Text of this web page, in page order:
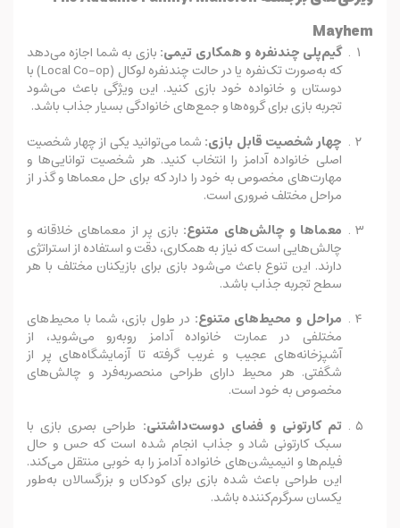
Mayhem
گیم‌پلی چندنفره و همکاری تیمی: بازی به شما اجازه می‌دهد
که به‌صورت تک‌نفره یا در حالت چندنفره لوکال (Local Co-op) با
دوستان و خانواده خود بازی کنید. این ویژگی باعث می‌شود
تجربه بازی برای گروه‌ها و جمع‌های خانوادگی بسیار جذاب باشد.
چهار شخصیت قابل بازی: شما می‌توانید یکی از چهار شخصیت
اصلی خانواده آدامز را انتخاب کنید. هر شخصیت توانایی‌ها و
مهارت‌های مخصوص به خود را دارد که برای حل معماها و گذر از
مراحل مختلف ضروری است.
معماها و چالش‌های متنوع: بازی پر از معماهای خلاقانه و
چالش‌هایی است که نیاز به همکاری، دقت و استفاده از استراتژی
دارند. این تنوع باعث می‌شود بازی برای بازیکنان مختلف با هر
سطح تجربه جذاب باشد.
مراحل و محیط‌های متنوع: در طول بازی، شما با محیط‌های
مختلفی در عمارت خانواده آدامز روبه‌رو می‌شوید، از
آشپزخانه‌های عجیب و غریب گرفته تا آزمایشگاه‌های پر از
شگفتی. هر محیط دارای طراحی منحصربه‌فرد و چالش‌های
مخصوص به خود است.
تم کارتونی و فضای دوست‌داشتنی: طراحی بصری بازی با
سبک کارتونی شاد و جذاب انجام شده است که حس و حال
فیلم‌ها و انیمیشن‌های خانواده آدامز را به خوبی منتقل می‌کند.
این طراحی باعث شده بازی برای کودکان و بزرگسالان به‌طور
یکسان سرگرم‌کننده باشد.